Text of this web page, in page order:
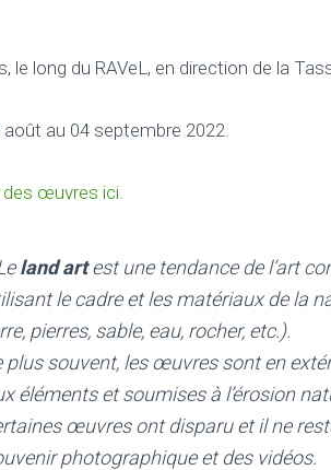
le long du RAVeL, en direction de la
au 04 septembre 2022.
des œuvres ici.
land artest une tendance de l’art
le cadre et les matériaux de la
pierres, sable, eau, rocher, etc.).
plus souvent, les œuvres sont en
éléments et soumises à l’érosion
œuvres ont disparu et il ne
photographique et des vidéos.